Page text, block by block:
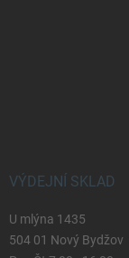
VÝDEJNÍ SKLAD
U mlýna 1435
504 01 Nový Bydžov